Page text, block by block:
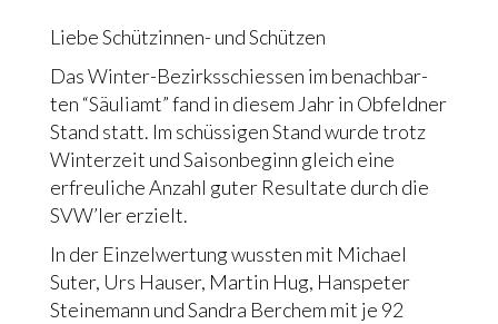
Lie­be Schüt­zin­nen- und Schüt­zen
Das Win­ter-Bezirks­schies­sen im benach­bar­
ten “Säu­liamt” fand in die­sem Jahr in Obfeld­ner
Stand statt. Im schüs­si­gen Stand wur­de trotz
Win­ter­zeit und Sai­son­be­ginn gleich eine
erfreu­li­che Anzahl guter Resul­ta­te durch die
SVW’­ler erzielt.
In der Ein­zel­wer­tung wuss­ten mit Micha­el
Suter, Urs Hau­ser, Mar­tin Hug, Hans­pe­ter
Stei­ne­mann und San­dra Ber­chem mit je 92